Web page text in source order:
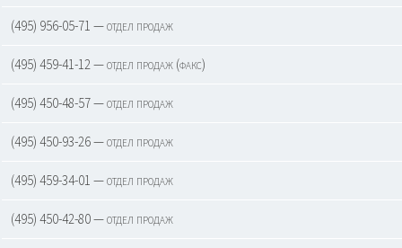
(495) 956-05-71 — отдел продаж
(495) 459-41-12 — отдел продаж (факс)
(495) 450-48-57 — отдел продаж
(495) 450-93-26 — отдел продаж
(495) 459-34-01 — отдел продаж
(495) 450-42-80 — отдел продаж